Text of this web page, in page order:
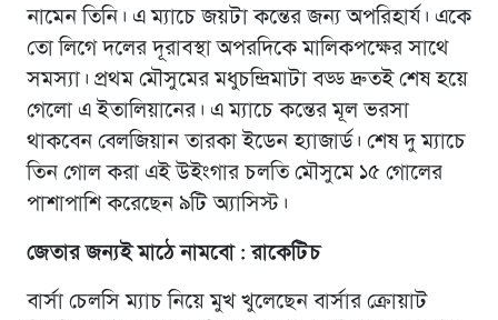
নামেন তিনি। এ ম্যাচে জয়টা কন্তের জন্য অপরিহার্য। একে
তো লিগে দলের দূরাবস্থা অপরদিকে মালিকপক্ষের সাথে
সমস্যা। প্রথম মৌসুমের মধুচন্দ্রিমাটা বড্ড দ্রুতই শেষ হয়ে
গেলো এ ইতালিয়ানের। এ ম্যাচে কন্তের মূল ভরসা
থাকবেন বেলজিয়ান তারকা ইডেন হ্যাজার্ড। শেষ দু ম্যাচে
তিন গোল করা এই উইংগার চলতি মৌসুমে ১৫ গোলের
পাশাপাশি করেছেন ৯টি অ্যাসিস্ট।
জেতার জন্যই মাঠে নামবো : রাকেটিচ
বার্সা চেলসি ম্যাচ নিয়ে মুখ খুলেছেন বার্সার ক্রোয়াট